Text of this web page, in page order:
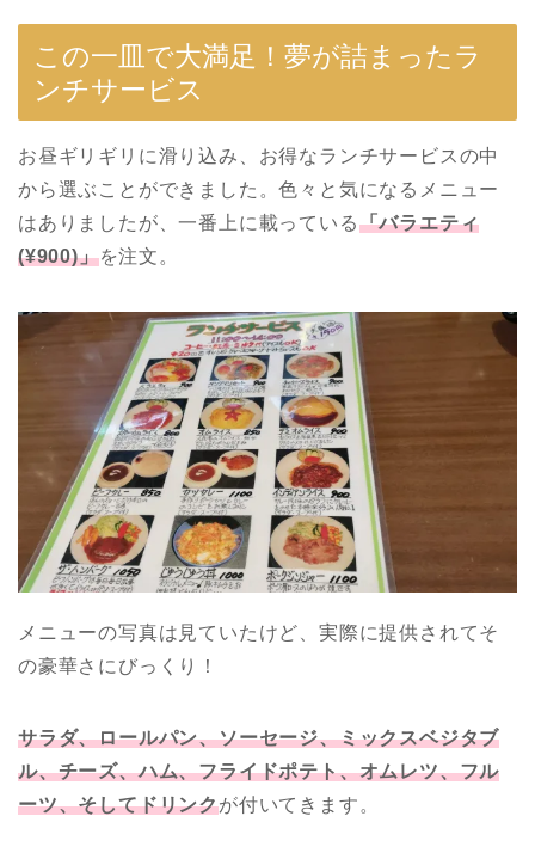
この一皿で大満足！夢が詰まったラ
ンチサービス
お昼ギリギリに滑り込み、お得なランチサービスの中
から選ぶことができました。色々と気になるメニュー
はありましたが、一番上に載っている「バラエティ
(¥900)」を注文。
メニューの写真は見ていたけど、実際に提供されてそ
の豪華さにびっくり！
サラダ、ロールパン、ソーセージ、ミックスベジタブ
ル、チーズ、ハム、フライドポテト、オムレツ、フル
ーツ、そしてドリンクが付いてきます。